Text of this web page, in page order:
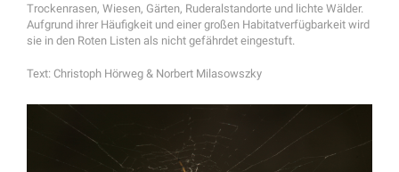
Trockenrasen, Wiesen, Gärten, Ruderalstandorte und lichte Wälder.
Aufgrund ihrer Häufigkeit und einer großen Habitatverfügbarkeit wird
sie in den Roten Listen als nicht gefährdet eingestuft.
Text: Christoph Hörweg & Norbert Milasowszky